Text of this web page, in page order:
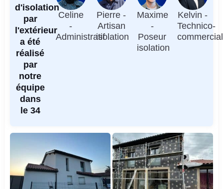
d'isolation
par
l'extérieur
a été
réalisé
par
notre
équipe
dans
le 34
Celine
-
Administratif
Pierre -
Artisan
isolation
Maxime
-
Poseur
isolation
Kelvin -
Technico-
commercial